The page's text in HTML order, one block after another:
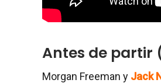
Antes de partir
Morgan Freeman y Jack